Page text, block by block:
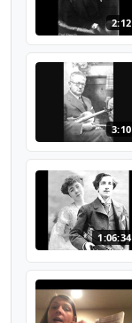
2:12
3:10
1:06:34